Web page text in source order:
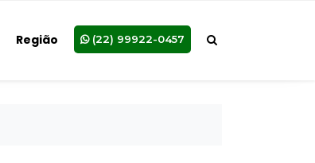
Região (22) 99922-0457